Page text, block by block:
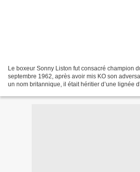
Le boxeur Sonny Liston fut consacré champion
septembre 1962, après avoir mis KO son
un nom britannique, il était héritier d’une lignée